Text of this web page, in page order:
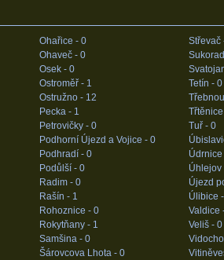
Ohařice - 0
Ohaveč - 0
Osek - 0
Ostroměř - 1
Ostružno - 12
Pecka - 1
Petrovičky - 0
Podhorní Újezd a Vojice - 0
Podhradí - 0
Podůlší - 0
Radim - 0
Rašín - 1
Rohoznice - 0
Rokytňany - 1
Samšina - 0
Šárovcova Lhota - 0
Střevač
Tetín - 0
Tuř - 0
Údrnice
Úhlejov
Újezd
Úlibice -
Valdice
Veliš - 0